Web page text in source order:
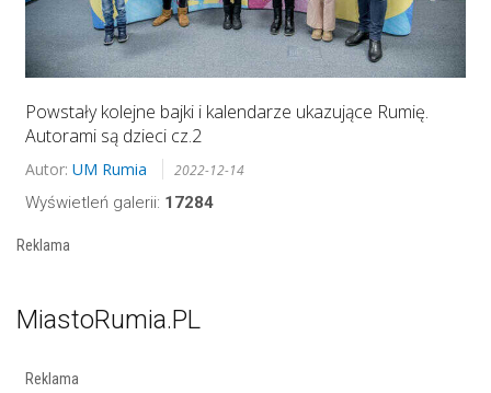
Powstały kolejne bajki i kalendarze ukazujące Rumię.
Autorami są dzieci cz.2
Autor: UM Rumia 2022-12-14
Wyświetleń galerii: 17284
Reklama
MiastoRumia.PL
Reklama